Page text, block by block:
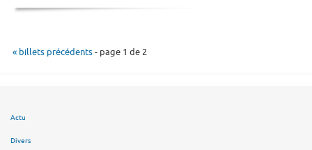
« billets précédents- page 1 de 2
Actu
Divers